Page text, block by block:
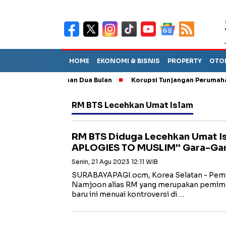
HOME EKONOMI & BISNIS PROPERTY
Bertahan Dua Bulan Korupsi Tunjangan Perumahan
RM BTS Lecehkan Umat Islam
RM BTS Diduga Lecehkan Umat
APLOGIES TO MUSLIM'' Gara-
Senin, 21 Agu 2023 12:11 WIB
SURABAYAPAGI.ocm, Korea Selatan -
Namjoon alias RM yang merupakan
baru ini menuai kontroversi di …